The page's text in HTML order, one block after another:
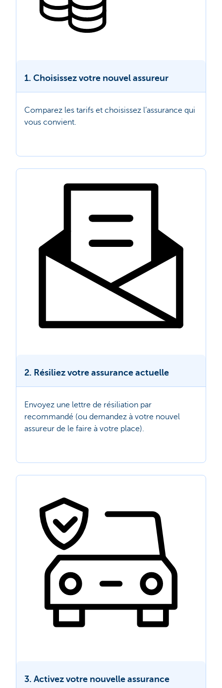
1. Choisissez votre nouvel assureur
Comparez les tarifs et choisissez l’assurance qui
vous convient.
2. Résiliez votre assurance actuelle
Envoyez une lettre de résiliation par
recommandé (ou demandez à votre nouvel
assureur de le faire à votre place).
3. Activez votre nouvelle assurance